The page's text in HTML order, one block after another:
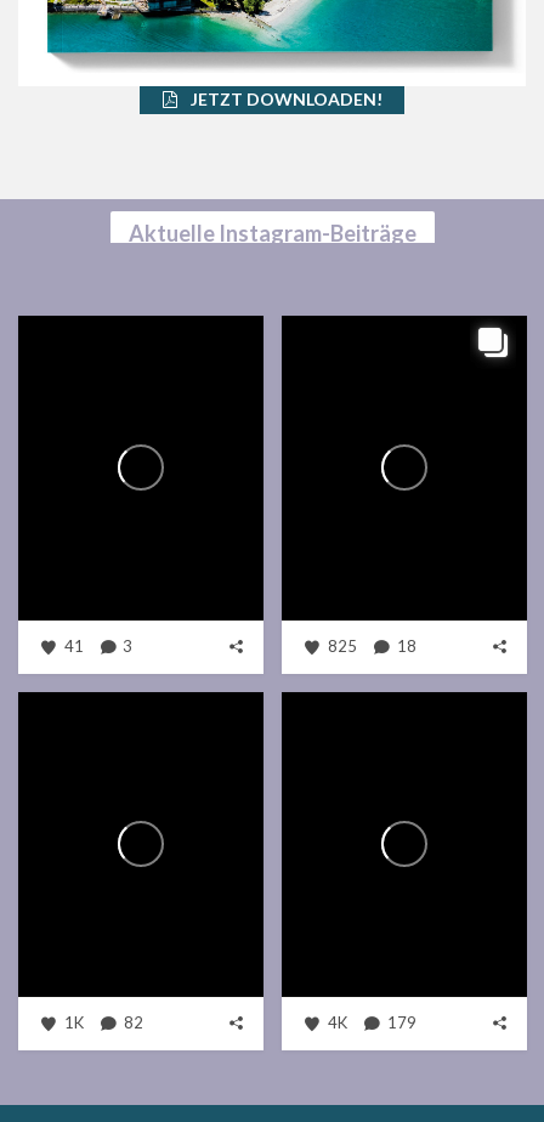
JETZT DOWNLOADEN!
Aktuelle Instagram-Beiträge
41 3 825 18
1K 82 4K 179